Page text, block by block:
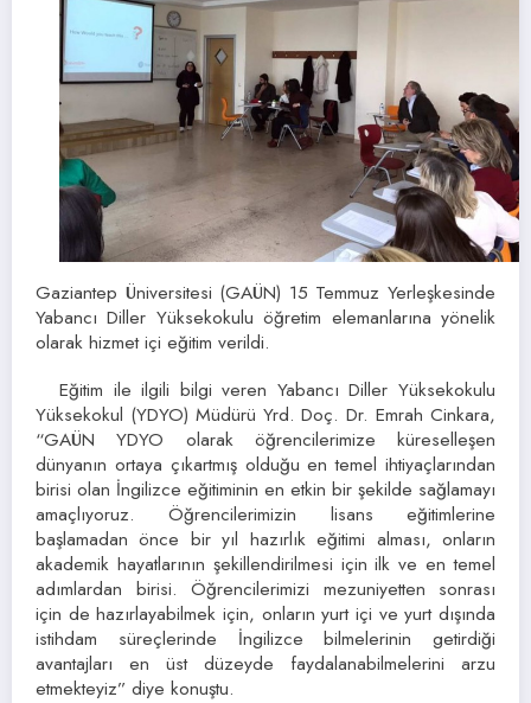
Gaziantep Üniversitesi (GAÜN) 15 Temmuz Yerleşkesinde
Yabancı Diller Yüksekokulu öğretim elemanlarına yönelik
olarak hizmet içi eğitim verildi.
Eğitim ile ilgili bilgi veren Yabancı Diller Yüksekokulu
Yüksekokul (YDYO) Müdürü Yrd. Doç. Dr. Emrah Cinkara,
“GAÜN YDYO olarak öğrencilerimize küreselleşen
dünyanın ortaya çıkartmış olduğu en temel ihtiyaçlarından
birisi olan İngilizce eğitiminin en etkin bir şekilde sağlamayı
amaçlıyoruz. Öğrencilerimizin lisans eğitimlerine
başlamadan önce bir yıl hazırlık eğitimi alması, onların
akademik hayatlarının şekillendirilmesi için ilk ve en temel
adımlardan birisi. Öğrencilerimizi mezuniyetten sonrası
için de hazırlayabilmek için, onların yurt içi ve yurt dışında
istihdam süreçlerinde İngilizce bilmelerinin getirdiği
avantajları en üst düzeyde faydalanabilmelerini arzu
etmekteyiz” diye konuştu.